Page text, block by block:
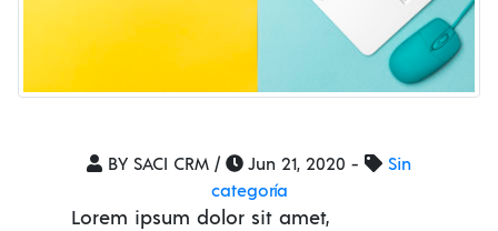
BY SACI CRM / Jun 21, 2020 -
Sin
categoría
Lorem ipsum dolor sit amet,